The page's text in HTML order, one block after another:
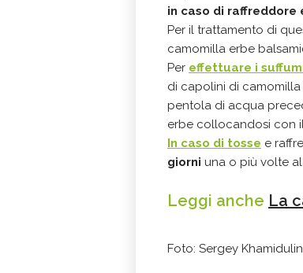
in caso di raffreddore
Per il trattamento di
camomilla erbe
Per effettuare i
di capolini di
pentola di acqua
erbe collocandosi con
In caso di tosse e
giorni una o più volte
Leggi anche La
Foto: Sergey